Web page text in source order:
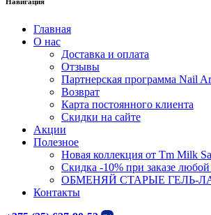
Главная
О нас
Доставка и оплата
Отзывы
Партнерская программа Nail
Возврат
Карта постоянного клиента
Скидки на сайте
Акции
Полезное
Новая коллекция от Тm Milk
Скидка -10% при заказе
ОБМЕНЯЙ СТАРЫЕ ГЕЛЬ-
Контакты